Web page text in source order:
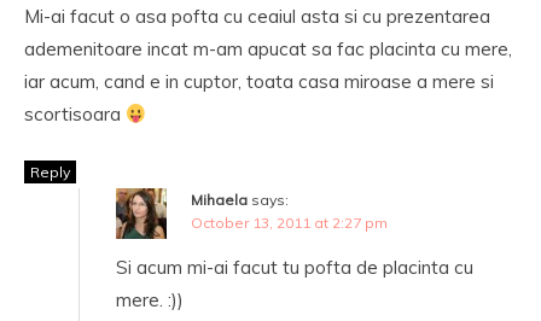
Mi-ai facut o asa pofta cu ceaiul asta si cu prezentarea
ademenitoare incat m-am apucat sa fac placinta cu mere,
iar acum, cand e in cuptor, toata casa miroase a mere si
scortisoara
Reply
Mihaela says:
October 13, 2011 at 2:27 pm
Si acum mi-ai facut tu pofta de placinta cu
mere. :))